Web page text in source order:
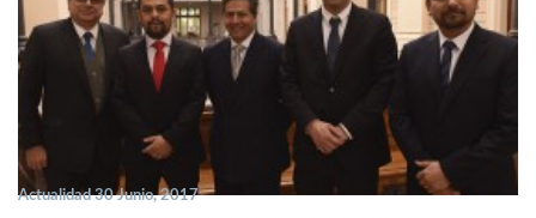
Actualidad 30 Junio, 2017